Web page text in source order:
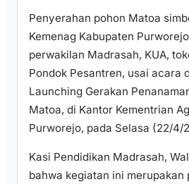
Penyerahan pohon Matoa
Kemenag Kabupaten
perwakilan Madrasah, KUA,
Pondok Pesantren, usai acara
Launching Gerakan
Matoa, di Kantor Kementrian
Purworejo, pada Selasa (22/4/
Kasi Pendidikan Madrasah,
bahwa kegiatan ini merupakan